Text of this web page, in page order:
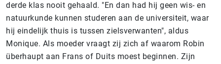
derde klas nooit gehaald. "En dan had hij geen wis- en
natuurkunde kunnen studeren aan de universiteit, waar
hij eindelijk thuis is tussen zielsverwanten", aldus
Monique. Als moeder vraagt zij zich af waarom Robin
überhaupt aan Frans of Duits moest beginnen. Zijn